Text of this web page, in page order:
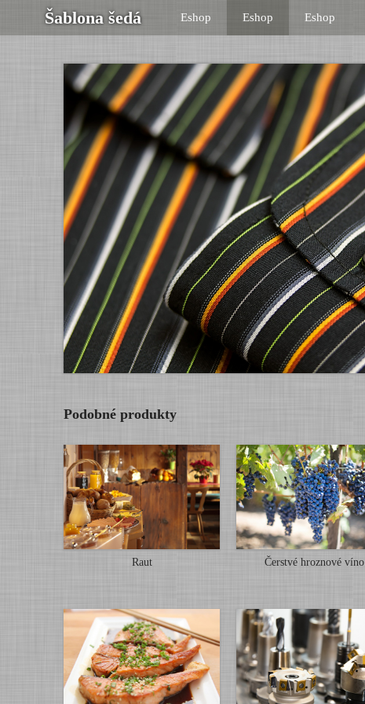
Šablona šedá Eshop Eshop Eshop
Podobné produkty
Raut Čerstvé hroznové víno